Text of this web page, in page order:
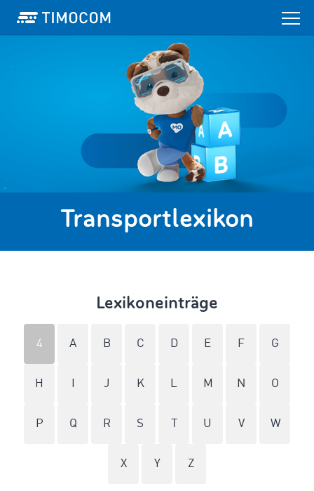
Transportlexikon
Lexikoneinträge
4 A B C D E F G
H J K L M N O
P Q R S U V W
X Y Z